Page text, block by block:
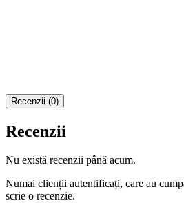
Recenzii (0)
Recenzii
Nu există recenzii până acum.
Numai clienții autentificați, care au
scrie o recenzie.